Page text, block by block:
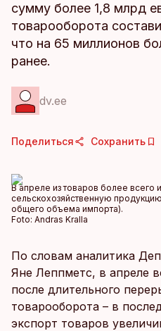
сумму более 1,8 млрд
товарооборота
что на 65 миллионов
ранее.
dv.ee
Поделиться Сохранить
В апреле из товаров более всего
сельскохозяйственную
общего объема импорта).
Foto: Andras Kralla
По словам аналитика
Яне Леппметс, в апреле
после длительного
товарооборота – в
экспорт товаров